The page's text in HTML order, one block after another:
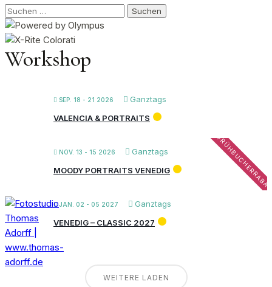
Suchen
nach:
Workshop
SEP. 18 - 21 2026
Ganztags
VALENCIA & PORTRAITS
NOV. 13 - 15 2026 Ganztags
MOODY PORTRAITS VENEDIG
JAN. 02 - 05 2027
Ganztags
VENEDIG – CLASSIC 2027
WEITERE LADEN